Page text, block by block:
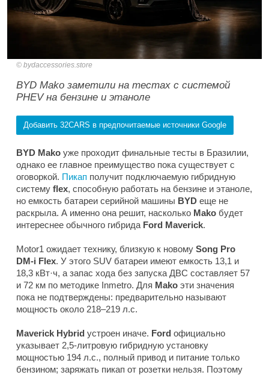
bydaccessories.store
BYD Mako заметили на тестах с системой
PHEV на бензине и этаноле
Добавить 32CARS в предпочитаемые источники Google
BYD Mako уже проходит финальные тесты в Бразилии,
однако ее главное преимущество пока существует с
оговоркой. Пикап получит подключаемую гибридную
систему flex, способную работать на бензине и этаноле,
но емкость батареи серийной машины BYD еще не
раскрыла. А именно она решит, насколько Mako будет
интереснее обычного гибрида Ford Maverick.
Motor1 ожидает технику, близкую к новому Song Pro
DM-i Flex. У этого SUV батареи имеют емкость 13,1 и
18,3 кВт·ч, а запас хода без запуска ДВС составляет 57
и 72 км по методике Inmetro. Для Mako эти значения
пока не подтверждены: предварительно называют
мощность около 218–219 л.с.
Maverick Hybrid устроен иначе. Ford официально
указывает 2,5-литровую гибридную установку
мощностью 194 л.с., полный привод и питание только
бензином; заряжать пикап от розетки нельзя. Поэтому